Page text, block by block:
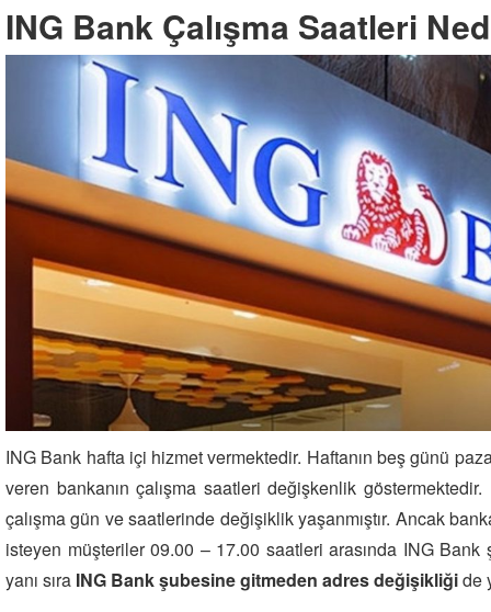
ING Bank Çalışma Saatleri
ING Bank hafta içi hizmet vermektedir. Haftanın beş günü
veren bankanın çalışma saatleri değişkenlik
çalışma gün ve saatlerinde değişiklik yaşanmıştır. Ancak
isteyen müşteriler 09.00 – 17.00 saatleri arasında ING
yanı sıra ING Bank şubesine gitmeden adres değişikliğide